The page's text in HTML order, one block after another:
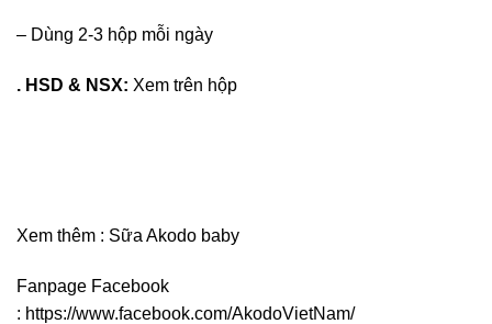
– Dùng 2-3 hộp mỗi ngày
. HSD & NSX: Xem trên hộp
Xem thêm : Sữa Akodo baby
Fanpage Facebook
: https://www.facebook.com/AkodoVietNam/